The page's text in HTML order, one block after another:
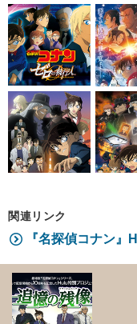
関連リンク
『名探偵コナン』